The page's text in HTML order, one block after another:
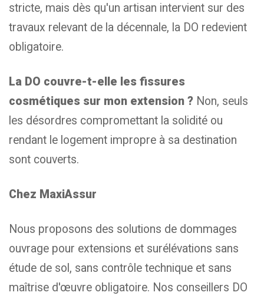
stricte, mais dès qu'un artisan intervient sur des
travaux relevant de la décennale, la DO redevient
obligatoire.
La DO couvre-t-elle les fissures
cosmétiques sur mon extension ? Non, seuls
les désordres compromettant la solidité ou
rendant le logement impropre à sa destination
sont couverts.
Chez MaxiAssur
Nous proposons des solutions de dommages
ouvrage pour extensions et surélévations sans
étude de sol, sans contrôle technique et sans
maîtrise d'œuvre obligatoire. Nos conseillers DO